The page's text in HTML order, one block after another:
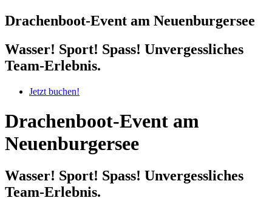
Drachenboot-Event am Neuenburgersee
Wasser! Sport! Spass! Unvergessliches
Team-Erlebnis.
Jetzt buchen!
Drachenboot-Event am
Neuenburgersee
Wasser! Sport! Spass! Unvergessliches
Team-Erlebnis.